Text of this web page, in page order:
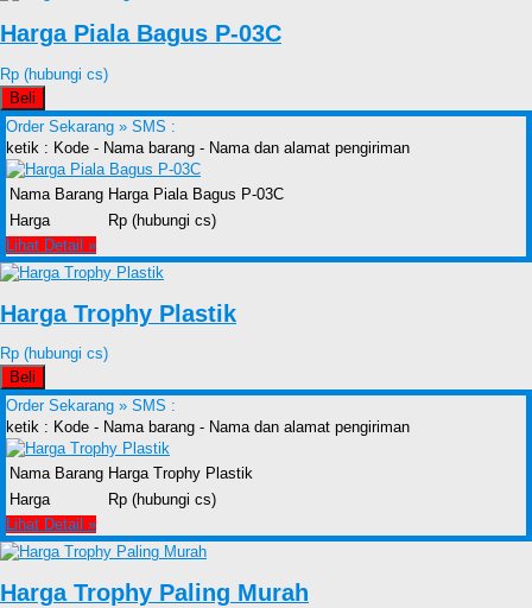
Harga Piala Bagus P-03C
Rp (hubungi cs)
Beli
Order Sekarang » SMS :
ketik : Kode - Nama barang - Nama dan alamat pengiriman
Nama Barang Harga Piala Bagus P-03C
Harga
Rp (hubungi cs)
Lihat Detail »
Harga Trophy Plastik
Rp (hubungi cs)
Beli
Order Sekarang » SMS :
ketik : Kode - Nama barang - Nama dan alamat pengiriman
Nama Barang Harga Trophy Plastik
Harga
Rp (hubungi cs)
Lihat Detail »
Harga Trophy Paling Murah